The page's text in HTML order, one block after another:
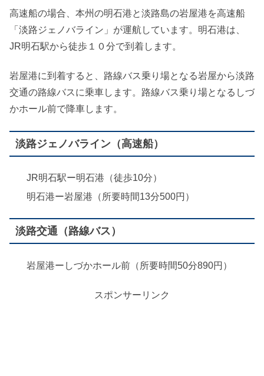
高速船の場合、本州の明石港と淡路島の岩屋港を高速船
「淡路ジェノバライン」が運航しています。明石港は、
JR明石駅から徒歩１０分で到着します。
岩屋港に到着すると、路線バス乗り場となる岩屋から淡路
交通の路線バスに乗車します。路線バス乗り場となるしづ
かホール前で降車します。
淡路ジェノバライン（高速船）
JR明石駅ー明石港（徒歩10分）
明石港ー岩屋港（所要時間13分500円）
淡路交通（路線バス）
岩屋港ーしづかホール前（所要時間50分890円）
スポンサーリンク